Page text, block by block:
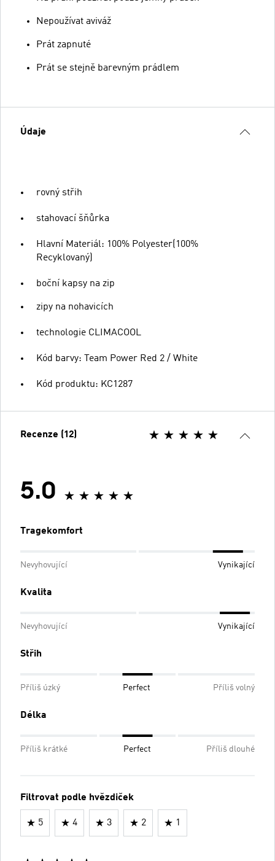
Nepoužívat aviváž
Prát zapnuté
Prát se stejně barevným prádlem
Údaje
rovný střih
stahovací šňůrka
Hlavní Materiál: 100% Polyester(100%
Recyklovaný)
boční kapsy na zip
zipy na nohavicích
technologie CLIMACOOL
Kód barvy: Team Power Red 2 / White
Kód produktu: KC1287
Recenze (12)
5.0
Tragekomfort
Nevyhovující Vynikající
Kvalita
Nevyhovující Vynikající
Střih
Příliš úzký Perfect Příliš volný
Délka
Příliš krátké Perfect Příliš dlouhé
Filtrovat podle hvězdiček
5 4 3 2 1